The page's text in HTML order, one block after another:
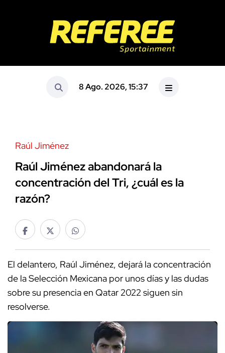
8 Ago. 2026, 15:37
Raúl Jiménez
Raúl Jiménez abandonará la
concentración del Tri, ¿cuál es la
razón?
El delantero, Raúl Jiménez, dejará la concentración
de la Selección Mexicana por unos días y las dudas
sobre su presencia en Qatar 2022 siguen sin
resolverse.